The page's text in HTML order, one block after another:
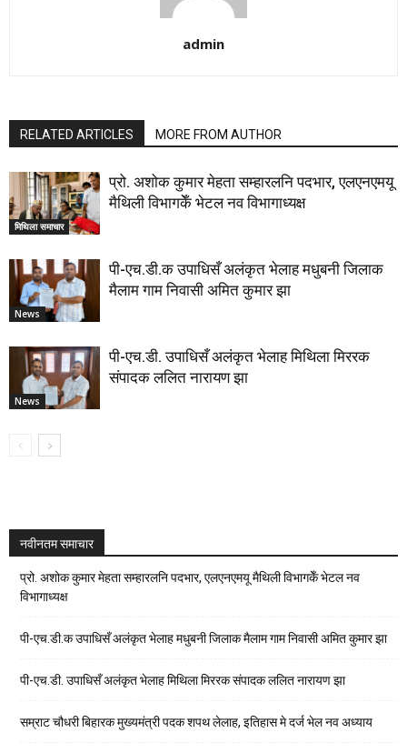
admin
RELATED ARTICLES MORE FROM AUTHOR
मिथिला समाचार
प्रो. अशोक कुमार मेहता सम्हारलनि पदभार, एलएनएमयू
मैथिली विभागकेँ भेटल नव विभागाध्यक्ष
News
पी-एच.डी.क उपाधिसँ अलंकृत भेलाह मधुबनी जिलाक
मैलाम गाम निवासी अमित कुमार झा
News
पी-एच.डी. उपाधिसँ अलंकृत भेलाह मिथिला मिररक
संपादक ललित नारायण झा
नवीनतम समाचार
प्रो. अशोक कुमार मेहता सम्हारलनि पदभार, एलएनएमयू मैथिली विभागकेँ भेटल नव
विभागाध्यक्ष
पी-एच.डी.क उपाधिसँ अलंकृत भेलाह मधुबनी जिलाक मैलाम गाम निवासी अमित कुमार झा
पी-एच.डी. उपाधिसँ अलंकृत भेलाह मिथिला मिररक संपादक ललित नारायण झा
सम्राट चौधरी बिहारक मुख्यमंत्री पदक शपथ लेलाह, इतिहास मे दर्ज भेल नव अध्याय